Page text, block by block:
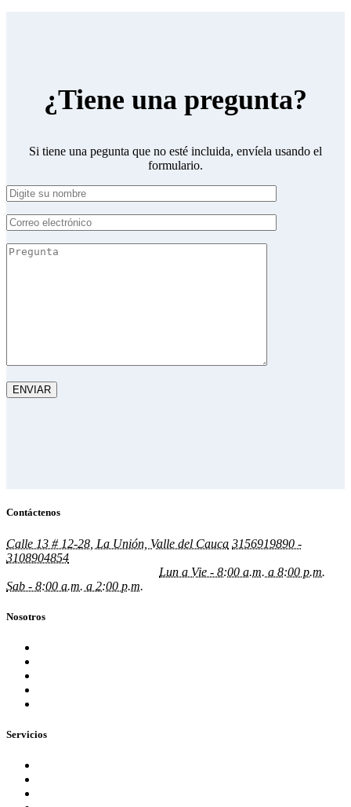
¿Tiene una pregunta?
Si tiene una pegunta que no esté incluida, envíela usando el
formulario.
Contáctenos
Calle 13 # 12-28, La Unión, Valle del Cauca 3156919890 -
3108904854
Lun a Vie - 8:00 a.m. a 8:00 p.m.
Sab - 8:00 a.m. a 2:00 p.m.
Nosotros
Servicios